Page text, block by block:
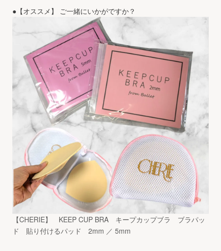
●【オススメ】 ご一緒にいかがですか？
【CHERIE】 KEEP CUP BRA キープカップブラ ブラパッ
ド 貼り付けるパッド 2mm ／ 5mm